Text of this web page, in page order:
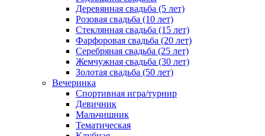
Деревянная свадьба (5 лет)
Розовая свадьба (10 лет)
Стеклянная свадьба (15 лет)
Фарфоровая свадьба (20 лет)
Серебряная свадьба (25 лет)
Жемчужная свадьба (30 лет)
Золотая свадьба (50 лет)
Вечеринка
Спортивная игра/турнир
Девичник
Мальчишник
Тематическая